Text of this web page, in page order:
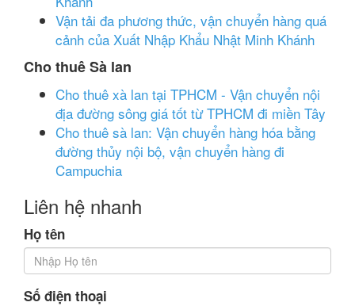
Vận tải đa phương thức, vận chuyển hàng quá
cảnh của Xuất Nhập Khẩu Nhật Minh Khánh
Cho thuê Sà lan
Cho thuê xà lan tại TPHCM - Vận chuyển nội
địa đường sông giá tốt từ TPHCM đi miền Tây
Cho thuê sà lan: Vận chuyển hàng hóa bằng
đường thủy nội bộ, vận chuyển hàng đi
Campuchia
Liên hệ nhanh
Họ tên
Số điện thoại